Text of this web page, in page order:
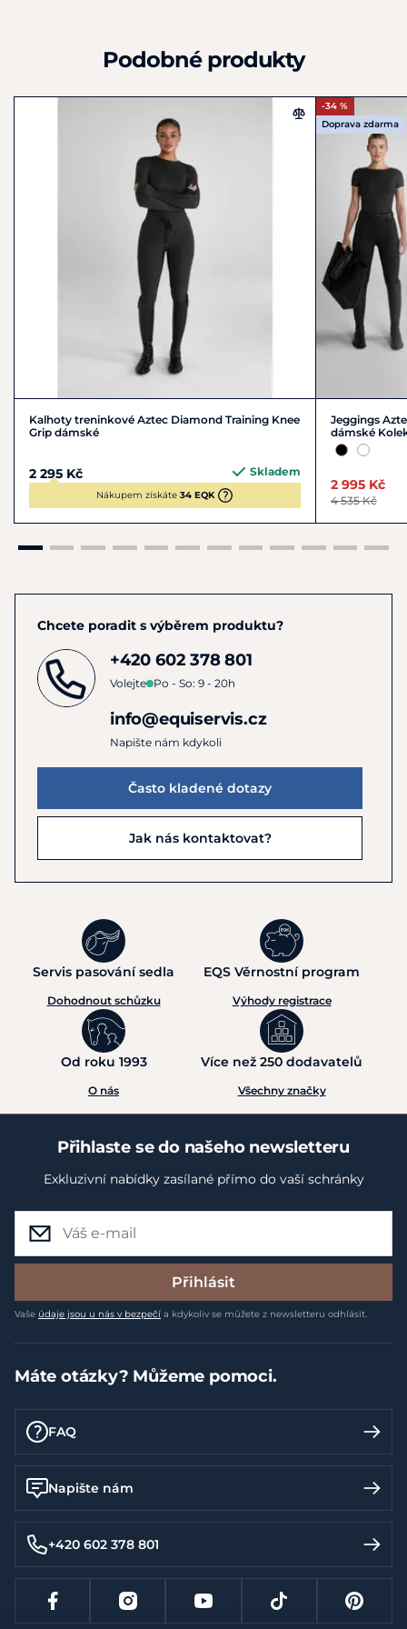
Podobné produkty
Kalhoty treninkové Aztec Diamond Training Knee
Grip dámské
2 295 Kč Skladem
Nákupem získáte34 EQK
-34 %
Doprava zdarma
Jeggings
dámské
2 995 Kč
4 535 Kč
Chcete poradit s výběrem produktu?
+420 602 378 801
Volejte Po - So: 9 - 20h
info@equiservis.cz
Napište nám kdykoli
Často kladené dotazy
Jak nás kontaktovat?
Servis pasování sedla
Dohodnout schůzku
EQS Věrnostní program
Výhody registrace
Od roku 1993
O nás
Více než 250 dodavatelů
Všechny značky
Přihlaste se do našeho newsletteru
Exkluzivní nabídky zasílané přímo do vaší schránky
Přihlásit
Vaše údaje jsou u nás v bezpečí a kdykoliv se můžete z newsletteru odhlásit.
Máte otázky? Můžeme pomoci.
FAQ
Napište nám
+420 602 378 801